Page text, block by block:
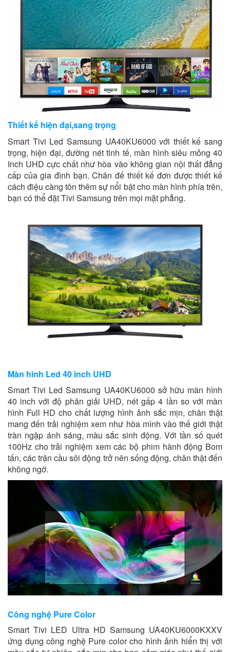
Thiết kế hiện đại,sang trọng
Smart Tivi Led Samsung UA40KU6000 với thiết kế sang
trọng, hiện đại, đường nét tinh tế, màn hình siêu mỏng 40
Inch UHD cực chất như hòa vào không gian nội thất đẳng
cấp của gia đình bạn. Chân đế thiết kế đơn được thiết kế
cách điệu càng tôn thêm sự nổi bật cho màn hình phía trên,
bạn có thể đặt Tivi Samsung trên mọi mặt phẳng.
Màn hình Led 40 inch UHD
Smart Tivi Led Samsung UA40KU6000 sở hữu màn hình
40 inch với độ phân giải UHD, nét gấp 4 lần so với màn
hình Full HD cho chất lượng hình ảnh sắc mịn, chân thật
mang đến trải nghiệm xem như hòa mình vào thế giới thật
tràn ngập ánh sáng, màu sắc sinh động. Với tần số quét
100Hz cho trải nghiệm xem các bộ phim hành động Bom
tấn, các trận cầu sôi động trở nên sống động, chân thật đến
không ngờ.
Công nghệ Pure Color
Smart Tivi LED Ultra HD Samsung UA40KU6000KXXV
ứng dụng công nghệ Pure color cho hình ảnh hiển thị với